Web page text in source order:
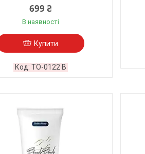
699 ₴
В наявності
Купити
TO-0122 B